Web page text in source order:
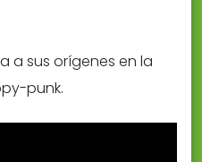
a sus orígenes en la
punk.